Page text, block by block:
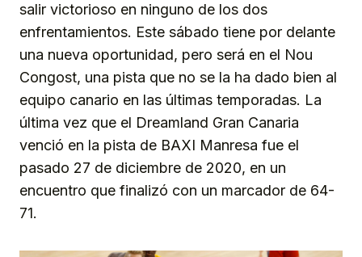
salir victorioso en ninguno de los dos
enfrentamientos. Este sábado tiene por delante
una nueva oportunidad, pero será en el Nou
Congost, una pista que no se la ha dado bien al
equipo canario en las últimas temporadas. La
última vez que el Dreamland Gran Canaria
venció en la pista de BAXI Manresa fue el
pasado 27 de diciembre de 2020, en un
encuentro que finalizó con un marcador de 64-
71.